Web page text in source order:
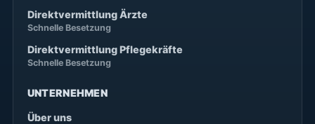
Direktvermittlung Ärzte
Schnelle Besetzung
Direktvermittlung Pflegekräfte
Schnelle Besetzung
UNTERNEHMEN
Über uns